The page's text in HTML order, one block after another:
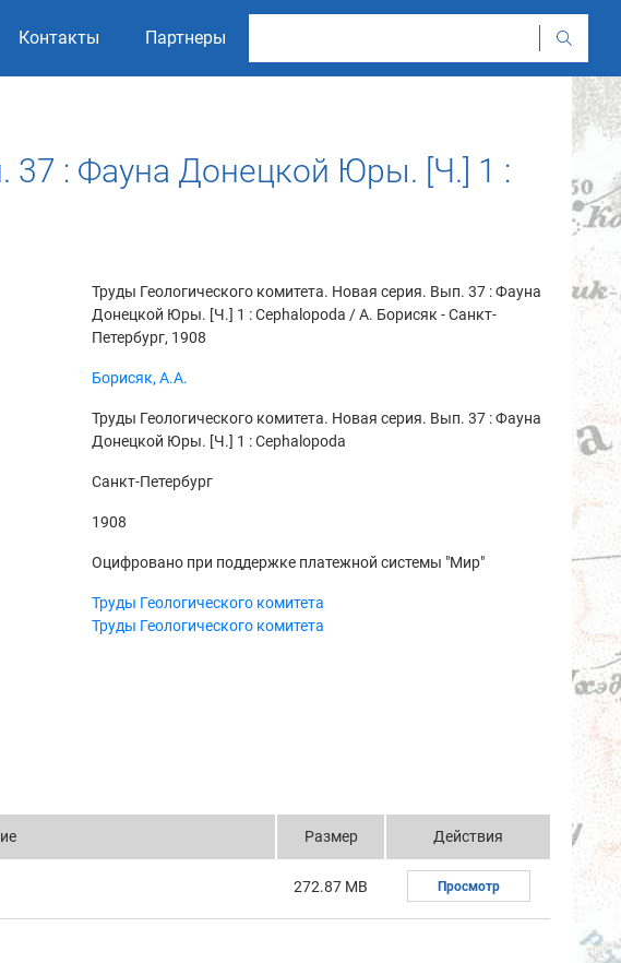
Контакты Партнеры
37 : Фауна Донецкой Юры. [Ч.] 1 :
Труды Геологического комитета. Новая серия. Вып. 37 : Фауна
Донецкой Юры. [Ч.] 1 : Cephalopoda / А. Борисяк - Санкт-
Петербург, 1908
Борисяк, А.А.
Труды Геологического комитета. Новая серия. Вып. 37 : Фауна
Донецкой Юры. [Ч.] 1 : Cephalopoda
Санкт-Петербург
1908
Оцифровано при поддержке платежной системы "Мир"
Труды Геологического комитета
Труды Геологического комитета
Размер Действия
272.87 MB Просмотр